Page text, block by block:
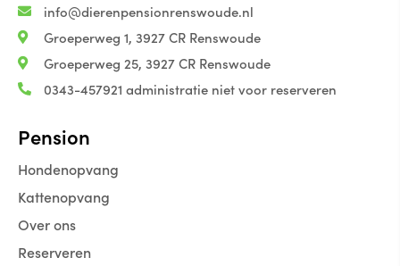
info@dierenpensionrenswoude.nl
Groeperweg 1, 3927 CR Renswoude
Groeperweg 25, 3927 CR Renswoude
0343-457921 administratie niet voor reserveren
Pension
Hondenopvang
Kattenopvang
Over ons
Reserveren